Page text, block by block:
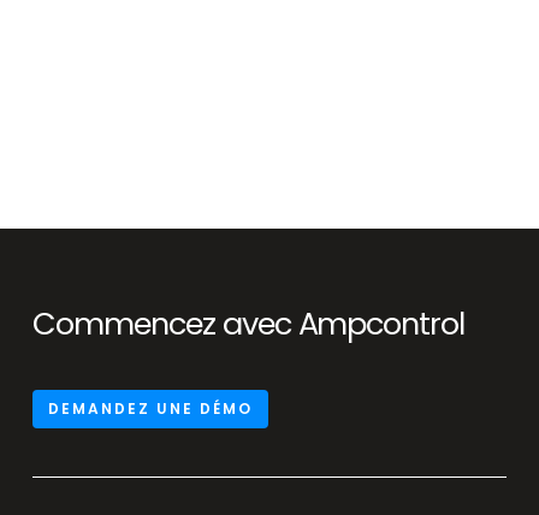
Commencez avec Ampcontrol
DEMANDEZ UNE DÉMO